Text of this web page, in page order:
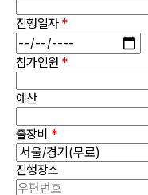
진행일자 *
참가인원 *
예산
출장비 *
진행장소